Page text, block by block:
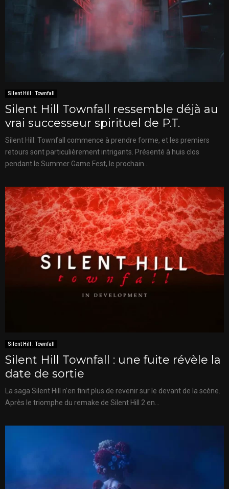
Silent Hill : Townfall
Silent Hill Townfall ressemble déjà au
vrai successeur spirituel de P.T.
Silent Hill: Townfall commence à prendre forme, et les premiers
retours sont particulièrement intrigants. Présenté à huis clos
pendant le Summer Game Fest, le prochain...
Silent Hill : Townfall
Silent Hill Townfall : une fuite révèle la
date de sortie
La saga Silent Hill n’en finit plus de revenir sur le devant de la scène.
Après le triomphe du remake de Silent Hill 2 en...